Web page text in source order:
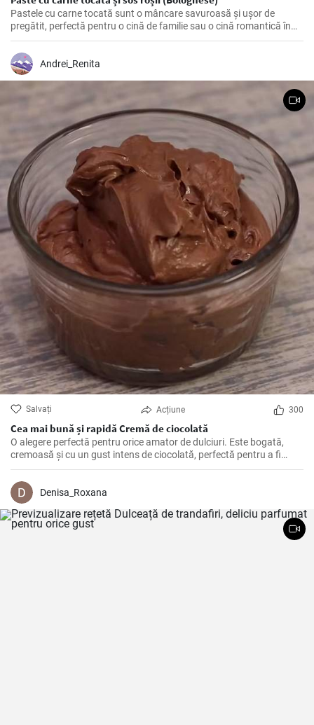
Pastele cu carne tocată sunt o mâncare savuroasă și ușor de
pregătit, perfectă pentru o cină de familie sau o cină romantică în
doi. O combinație perfectă între carbohidrați, proteine și legume
proaspete, care va satisface cu siguranță pofta de mâncare.
Andrei_Renita
Salvați Acțiune 300
Cea mai bună și rapidă Cremă de ciocolată
O alegere perfectă pentru orice amator de dulciuri. Este bogată,
cremoasă și cu un gust intens de ciocolată, perfectă pentru a fi
utilizată ca umplutură pentru prăjituri, torturi sau pentru a fi servită
cu fructe sau biscuiți.
Denisa_Roxana